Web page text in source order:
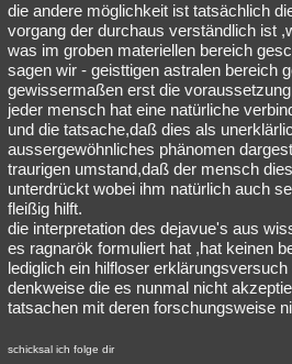
die andere möglichkeit ist tatsächlich
vorgang der durchaus verständlich ist
was im groben materiellen bereich
sagen wir - geisttigen astralen bereich
gewissermaßen erst die
jeder mensch hat eine natürliche
und die tatsache,daß dies als
aussergewöhnliches phänomen
traurigen umstand,daß der mensch
unterdrückt wobei ihm natürlich auch
fleißig hilft.
die interpretation des dejavue's aus
es ragnarök formuliert hat ,hat keinen
lediglich ein hilfloser
denkweise die es nunmal nicht
tatsachen mit deren forschungsweise
schicksal ich folge dir